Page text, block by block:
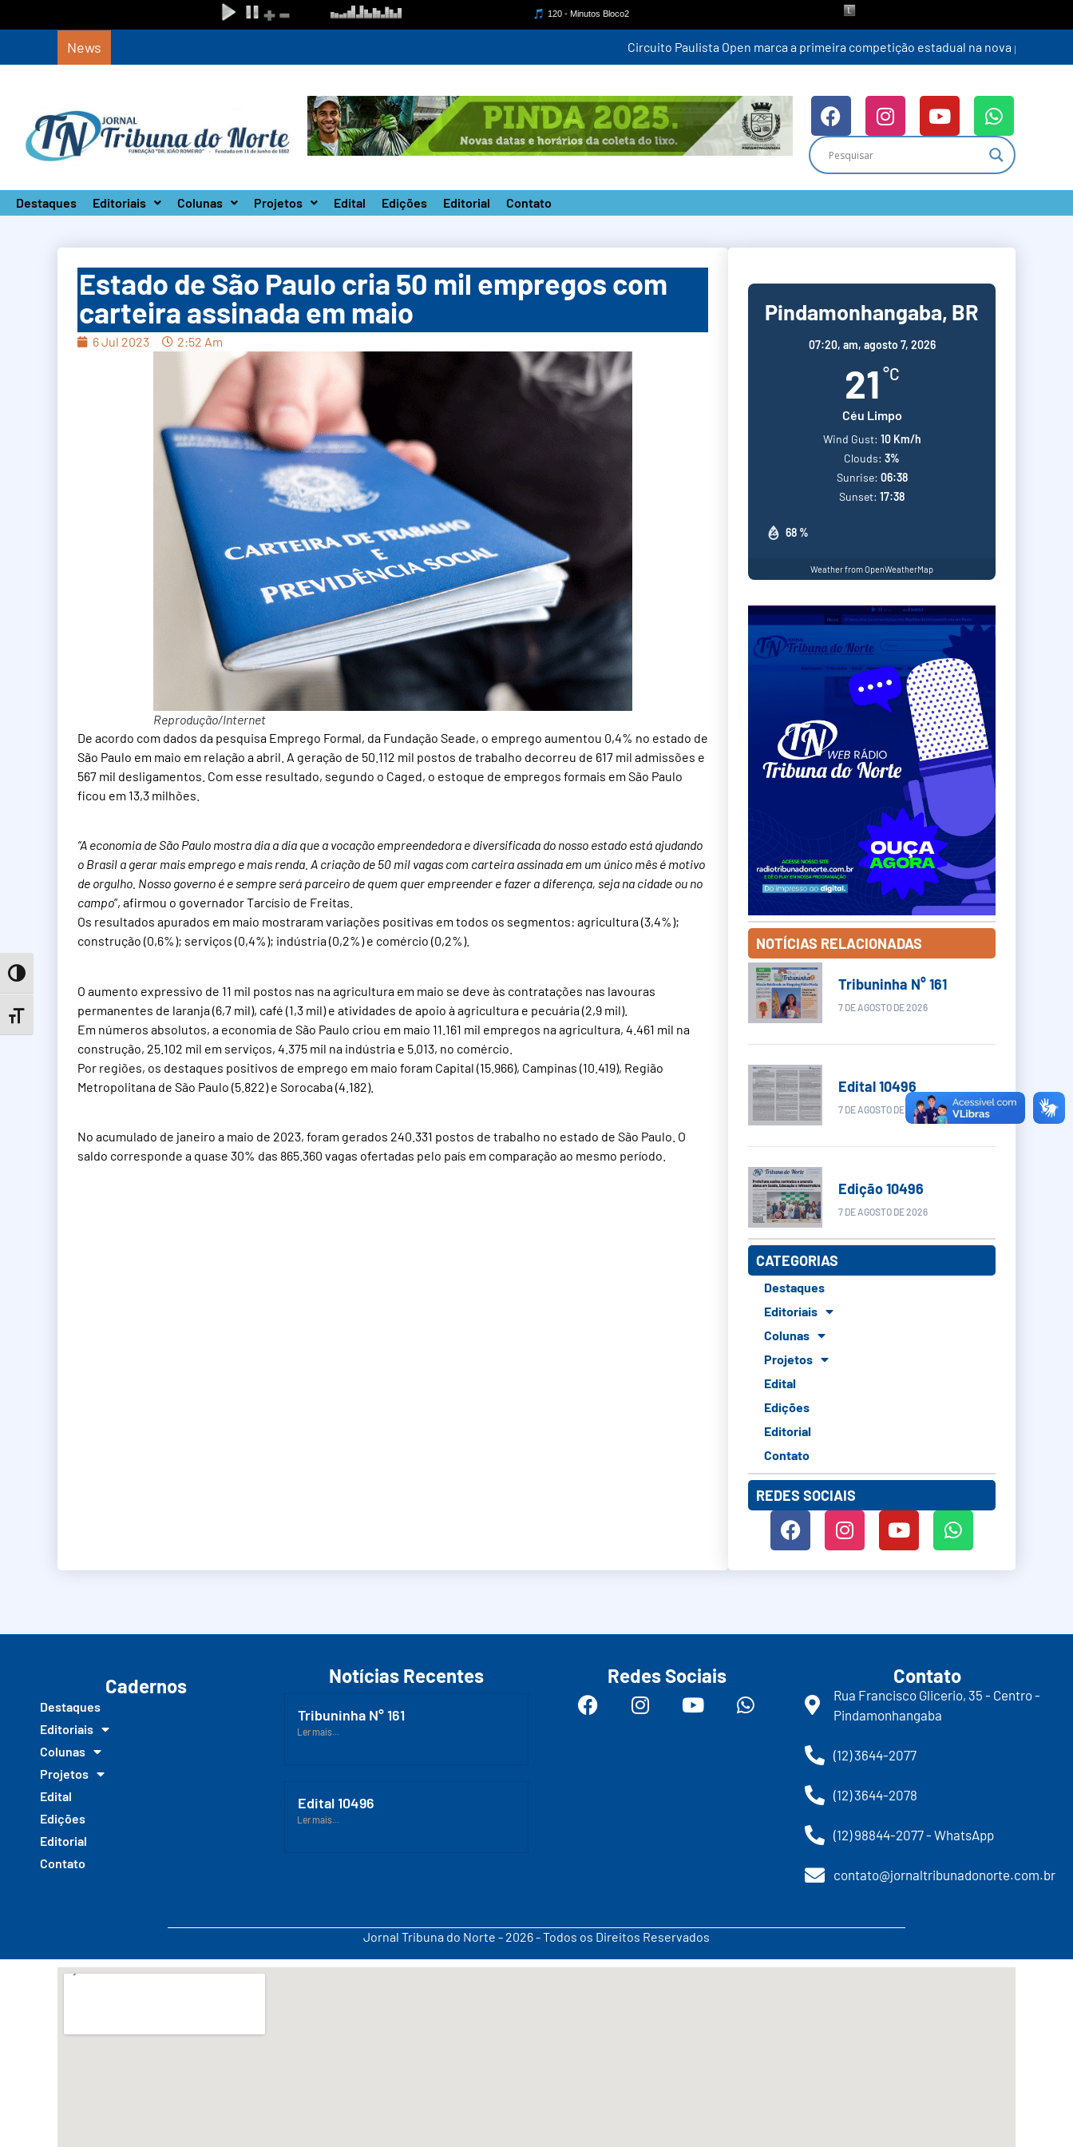
Toggle High Contrast
Toggle Font size
News Circuito Paulista Open marca a primeira competição estadual na nova pista do ‘João do Pulo’
Destaques Editoriais Colunas Projetos Edital Edições Editorial Contato
Estado de São Paulo cria 50 mil empregos com
carteira assinada em maio
6 Jul 2023 2:52 Am
Reprodução/Internet
De acordo com dados da pesquisa Emprego Formal, da Fundação Seade, o emprego aumentou 0,4% no estado de
São Paulo em maio em relação a abril. A geração de 50.112 mil postos de trabalho decorreu de 617 mil admissões e
567 mil desligamentos. Com esse resultado, segundo o Caged, o estoque de empregos formais em São Paulo
ficou em 13,3 milhões.
“A economia de São Paulo mostra dia a dia que a vocação empreendedora e diversificada do nosso estado está ajudando
o Brasil a gerar mais emprego e mais renda. A criação de 50 mil vagas com carteira assinada em um único mês é motivo
de orgulho. Nosso governo é e sempre será parceiro de quem quer empreender e fazer a diferença, seja na cidade ou no
campo”, afirmou o governador Tarcísio de Freitas.
Os resultados apurados em maio mostraram variações positivas em todos os segmentos: agricultura (3,4%);
construção (0,6%); serviços (0,4%); indústria (0,2%) e comércio (0,2%).
O aumento expressivo de 11 mil postos nas na agricultura em maio se deve às contratações nas lavouras
permanentes de laranja (6,7 mil), café (1,3 mil) e atividades de apoio à agricultura e pecuária (2,9 mil).
Em números absolutos, a economia de São Paulo criou em maio 11.161 mil empregos na agricultura, 4.461 mil na
construção, 25.102 mil em serviços, 4.375 mil na indústria e 5.013, no comércio.
Por regiões, os destaques positivos de emprego em maio foram Capital (15.966), Campinas (10.419), Região
Metropolitana de São Paulo (5.822) e Sorocaba (4.182).
No acumulado de janeiro a maio de 2023, foram gerados 240.331 postos de trabalho no estado de São Paulo. O
saldo corresponde a quase 30% das 865.360 vagas ofertadas pelo país em comparação ao mesmo período.
Pindamonhangaba, BR
07:20, am, agosto 7, 2026
21 °C
Céu Limpo
68 %
Wind Gust: 10 Km/h
Clouds: 3%
Sunrise: 06:38
Sunset: 17:38
Weather from OpenWeatherMap
NOTÍCIAS RELACIONADAS
Tribuninha N° 161
7 DE AGOSTO DE 2026
Edital 10496
7 DE AGOSTO DE 2026
Edição 10496
7 DE AGOSTO DE 2026
CATEGORIAS
Destaques
Editoriais
Colunas
Projetos
Edital
Edições
Editorial
Contato
REDES SOCIAIS
Cadernos
Destaques
Editoriais
Colunas
Projetos
Edital
Edições
Editorial
Contato
Notícias Recentes
Tribuninha N° 161
Ler mais...
Edital 10496
Ler mais...
Redes Sociais Contato
Rua Francisco Glicerio, 35 - Centro -
Pindamonhangaba
(12) 3644-2077
(12) 3644-2078
(12) 98844-2077 - WhatsApp
contato@jornaltribunadonorte.com.br
Jornal Tribuna do Norte - 2026 - Todos os Direitos Reservados